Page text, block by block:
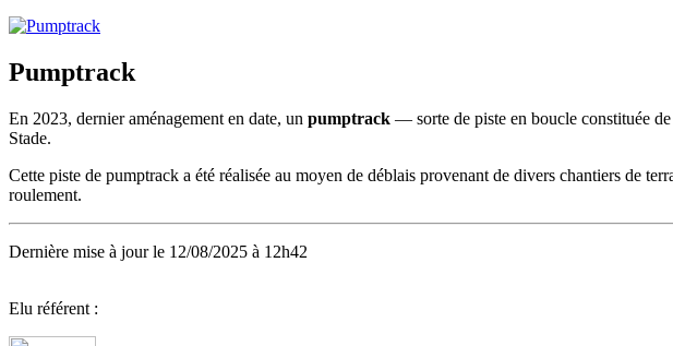
Pumptrack
En 2023, dernier aménagement en date, un pumptrack — sorte de piste en boucle constituée
Stade.
Cette piste de pumptrack a été réalisée au moyen de déblais provenant de divers chantiers de
roulement.
Dernière mise à jour le 12/08/2025 à 12h42
Elu référent :